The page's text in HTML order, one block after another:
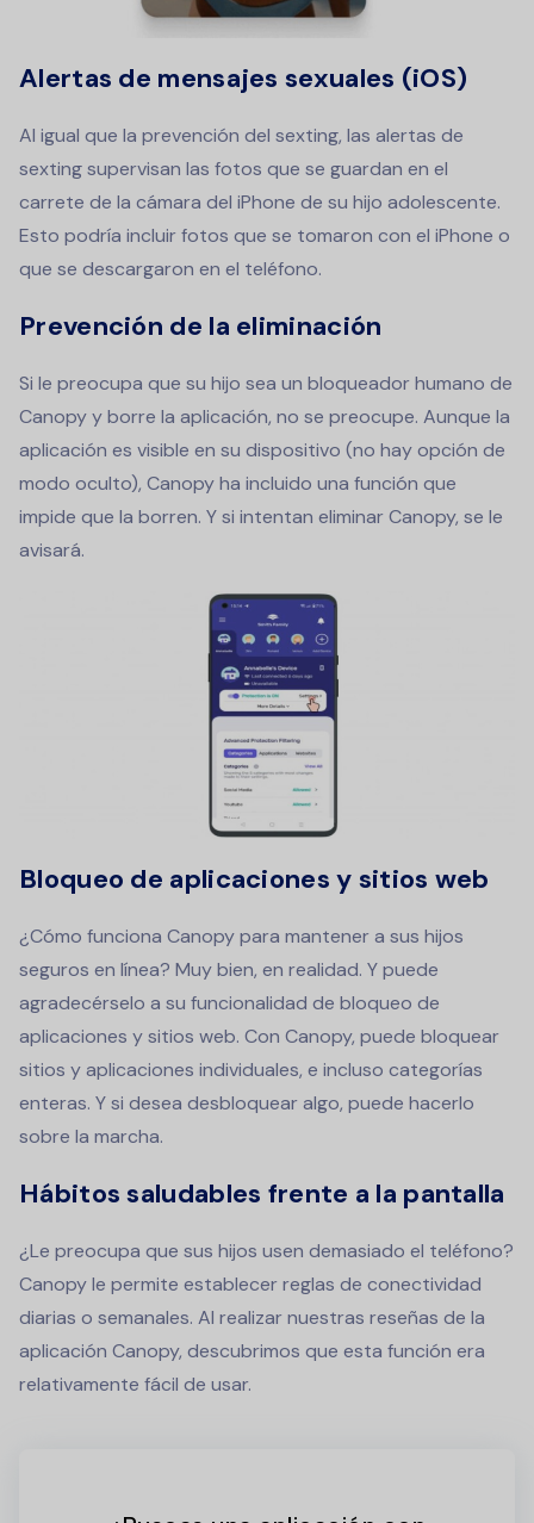
Alertas de mensajes sexuales (iOS)
Al igual que la prevención del sexting, las alertas de
sexting supervisan las fotos que se guardan en el
carrete de la cámara del iPhone de su hijo adolescente.
Esto podría incluir fotos que se tomaron con el iPhone o
que se descargaron en el teléfono.
Prevención de la eliminación
Si le preocupa que su hijo sea un bloqueador humano de
Canopy y borre la aplicación, no se preocupe. Aunque la
aplicación es visible en su dispositivo (no hay opción de
modo oculto), Canopy ha incluido una función que
impide que la borren. Y si intentan eliminar Canopy, se le
avisará.
Bloqueo de aplicaciones y sitios web
¿Cómo funciona Canopy para mantener a sus hijos
seguros en línea? Muy bien, en realidad. Y puede
agradecérselo a su funcionalidad de bloqueo de
aplicaciones y sitios web. Con Canopy, puede bloquear
sitios y aplicaciones individuales, e incluso categorías
enteras. Y si desea desbloquear algo, puede hacerlo
sobre la marcha.
Hábitos saludables frente a la pantalla
¿Le preocupa que sus hijos usen demasiado el teléfono?
Canopy le permite establecer reglas de conectividad
diarias o semanales. Al realizar nuestras reseñas de la
aplicación Canopy, descubrimos que esta función era
relativamente fácil de usar.